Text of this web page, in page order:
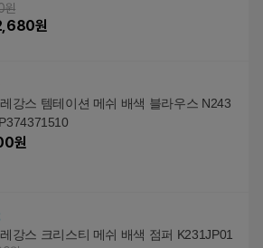
원
원
강스 템테이션 메쉬 배색 블라우스 N243
원
강스 크리스티 메쉬 배색 점퍼 K231JP01